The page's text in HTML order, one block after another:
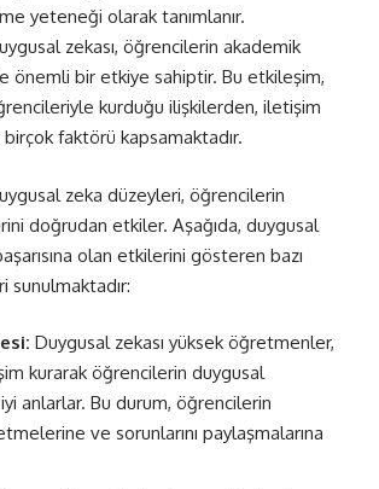
yeteneği olarak tanımlanır.
zekası, öğrencilerin akademik
önemli bir etkiye sahiptir. Bu etkileşim,
kurduğu ilişkilerden, iletişim
faktörü kapsamaktadır.
zeka düzeyleri, öğrencilerin
doğrudan etkiler. Aşağıda, duygusal
olan etkilerini gösteren bazı
sunulmaktadır:
Duygusal zekası yüksek öğretmenler,
kurarak öğrencilerin duygusal
iyi anlarlar. Bu durum, öğrencilerin
ve sorunlarını paylaşmalarına